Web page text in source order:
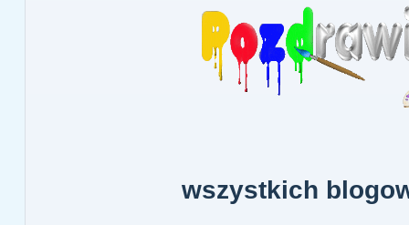
wszystkich